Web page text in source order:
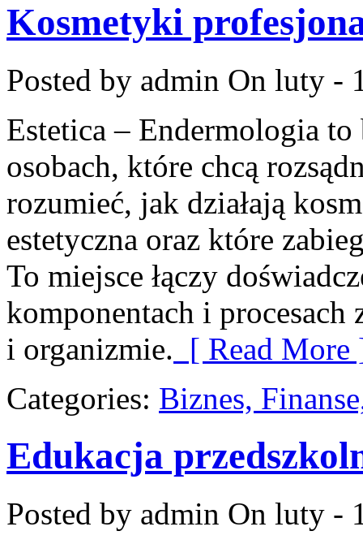
Kosmetyki
Posted by admin On luty -
Estetica – Endermologia
osobach, które chcą
rozumieć, jak działają
estetyczna oraz które
To miejsce łączy
komponentach i procesach
i organizmie. [ Read More
Categories: Biznes,
Edukacja
Posted by admin On luty -